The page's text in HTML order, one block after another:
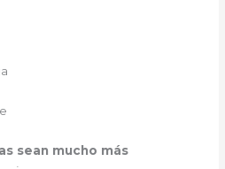
sean mucho más